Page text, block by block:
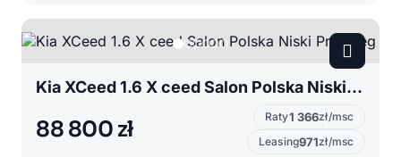
Kia XCeed 1.6 X ceed Salon Polska Niski Przebieg
88 800 zł Raty1 366zł/msc
Leasing971zł/msc